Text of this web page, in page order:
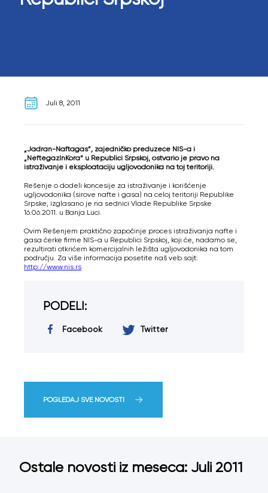
Juli 8, 2011
„Jadran-Naftagas”, zajedničko preduzeće NIS-a i
„NeftegazInKora“ u Republici Srpskoj, ostvario je pravo na
istraživanje i eksploataciju ugljovodonika na toj teritoriji.
Rešenje o dodeli koncesije za istraživanje i korišćenje
ugljovodonika (sirove nafte i gasa) na celoj teritoriji Republike
Srpske, izglasano je na sednici Vlade Republike Srpske
16.06.2011. u Banja Luci.
Ovim Rešenjem praktično započinje proces istraživanja nafte i
gasa ćerke firme NIS-a u Republici Srpskoj, koji će, nadamo se,
rezultirati otkrićem komercijalnih ležišta ugljovodonika na tom
području. Za više informacija posetite naš veb sajt:
http://www.nis.rs
PODELI:
Facebook Twitter
POGLEDAJ SVE NOVOSTI
Ostale novosti iz meseca: Juli 2011